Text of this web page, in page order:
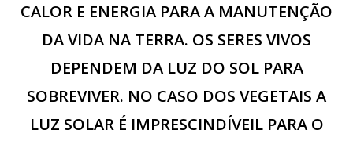
CALOR E ENERGIA PARA A MANUTENÇÃO
DA VIDA NA TERRA. OS SERES VIVOS
DEPENDEM DA LUZ DO SOL PARA
SOBREVIVER. NO CASO DOS VEGETAIS A
LUZ SOLAR É IMPRESCINDÍVEIL PARA O